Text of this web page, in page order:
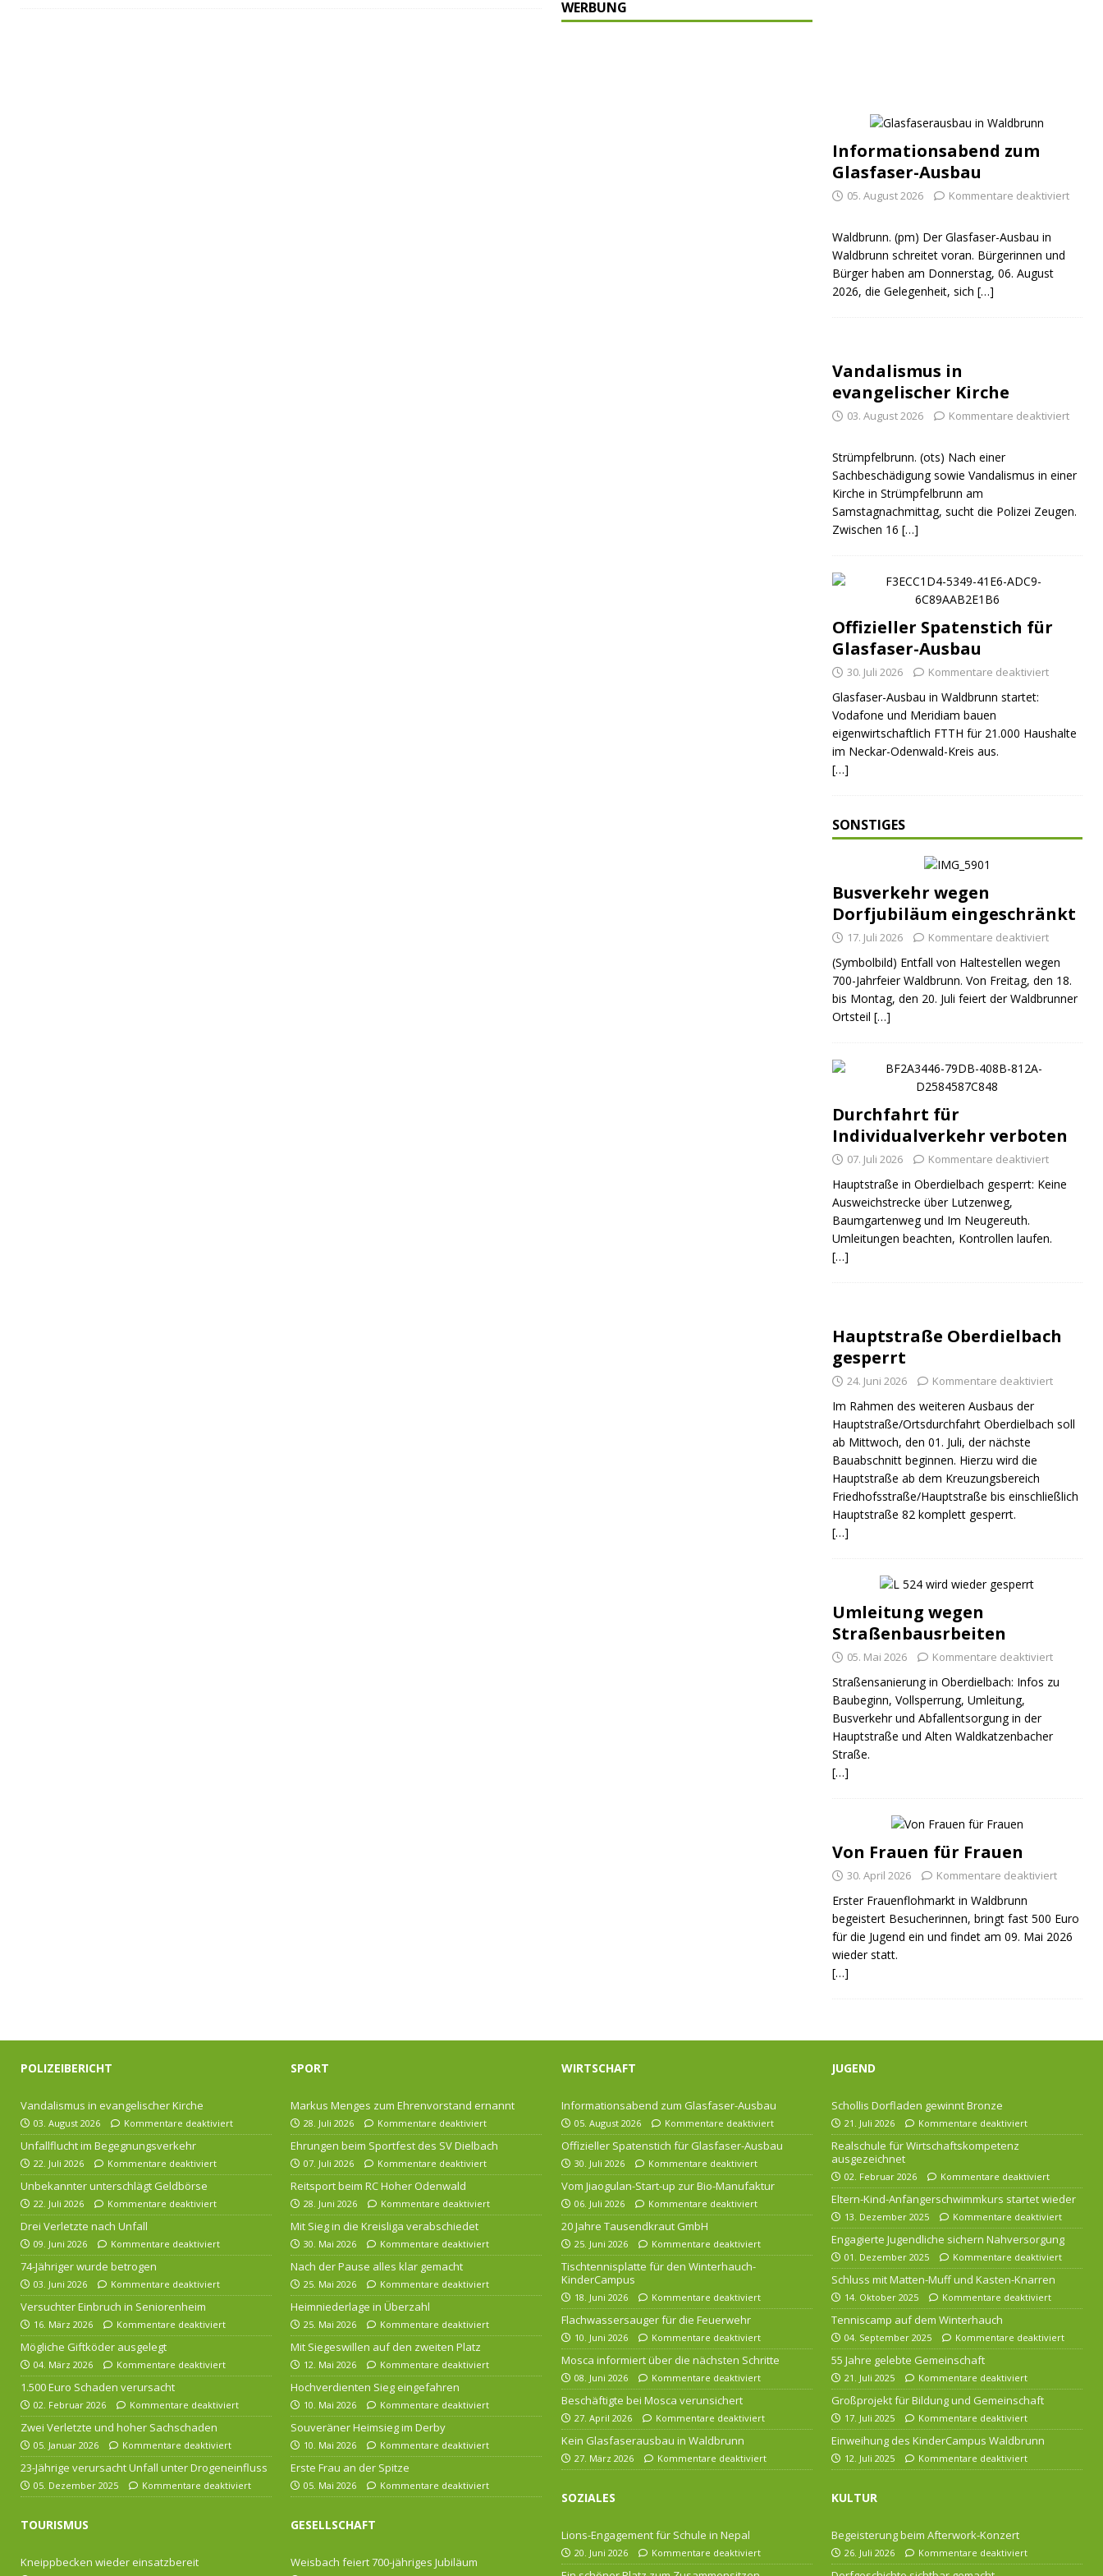
WERBUNG
Informationsabend zum
Glasfaser-Ausbau
05. August 2026 Kommentare deaktiviert
Waldbrunn. (pm) Der Glasfaser-Ausbau in
Waldbrunn schreitet voran. Bürgerinnen und
Bürger haben am Donnerstag, 06. August
2026, die Gelegenheit, sich […]
Vandalismus in
evangelischer Kirche
03. August 2026 Kommentare deaktiviert
Strümpfelbrunn. (ots) Nach einer
Sachbeschädigung sowie Vandalismus in einer
Kirche in Strümpfelbrunn am
Samstagnachmittag, sucht die Polizei Zeugen.
Zwischen 16 […]
Offizieller Spatenstich für
Glasfaser-Ausbau
30. Juli 2026 Kommentare deaktiviert
Glasfaser-Ausbau in Waldbrunn startet:
Vodafone und Meridiam bauen
eigenwirtschaftlich FTTH für 21.000 Haushalte
im Neckar-Odenwald-Kreis aus.
[…]
SONSTIGES
Busverkehr wegen
Dorfjubiläum eingeschränkt
17. Juli 2026 Kommentare deaktiviert
(Symbolbild) Entfall von Haltestellen wegen
700-Jahrfeier Waldbrunn. Von Freitag, den 18.
bis Montag, den 20. Juli feiert der Waldbrunner
Ortsteil […]
Durchfahrt für
Individualverkehr verboten
07. Juli 2026 Kommentare deaktiviert
Hauptstraße in Oberdielbach gesperrt: Keine
Ausweichstrecke über Lutzenweg,
Baumgartenweg und Im Neugereuth.
Umleitungen beachten, Kontrollen laufen.
[…]
Hauptstraße Oberdielbach
gesperrt
24. Juni 2026 Kommentare deaktiviert
Im Rahmen des weiteren Ausbaus der
Hauptstraße/Ortsdurchfahrt Oberdielbach soll
ab Mittwoch, den 01. Juli, der nächste
Bauabschnitt beginnen. Hierzu wird die
Hauptstraße ab dem Kreuzungsbereich
Friedhofsstraße/Hauptstraße bis einschließlich
Hauptstraße 82 komplett gesperrt.
[…]
Umleitung wegen
Straßenbausrbeiten
05. Mai 2026 Kommentare deaktiviert
Straßensanierung in Oberdielbach: Infos zu
Baubeginn, Vollsperrung, Umleitung,
Busverkehr und Abfallentsorgung in der
Hauptstraße und Alten Waldkatzenbacher
Straße.
[…]
Von Frauen für Frauen
30. April 2026 Kommentare deaktiviert
Erster Frauenflohmarkt in Waldbrunn
begeistert Besucherinnen, bringt fast 500 Euro
für die Jugend ein und findet am 09. Mai 2026
wieder statt.
[…]
POLIZEIBERICHT
Vandalismus in evangelischer Kirche
03. August 2026 Kommentare deaktiviert
Unfallflucht im Begegnungsverkehr
22. Juli 2026 Kommentare deaktiviert
Unbekannter unterschlägt Geldbörse
22. Juli 2026 Kommentare deaktiviert
Drei Verletzte nach Unfall
09. Juni 2026 Kommentare deaktiviert
74-Jähriger wurde betrogen
03. Juni 2026 Kommentare deaktiviert
Versuchter Einbruch in Seniorenheim
16. März 2026 Kommentare deaktiviert
Mögliche Giftköder ausgelegt
04. März 2026 Kommentare deaktiviert
1.500 Euro Schaden verursacht
02. Februar 2026 Kommentare deaktiviert
Zwei Verletzte und hoher Sachschaden
05. Januar 2026 Kommentare deaktiviert
23-Jährige verursacht Unfall unter Drogeneinfluss
05. Dezember 2025 Kommentare deaktiviert
TOURISMUS
Kneippbecken wieder einsatzbereit
SPORT
Markus Menges zum Ehrenvorstand ernannt
28. Juli 2026 Kommentare deaktiviert
Ehrungen beim Sportfest des SV Dielbach
07. Juli 2026 Kommentare deaktiviert
Reitsport beim RC Hoher Odenwald
28. Juni 2026 Kommentare deaktiviert
Mit Sieg in die Kreisliga verabschiedet
30. Mai 2026 Kommentare deaktiviert
Nach der Pause alles klar gemacht
25. Mai 2026 Kommentare deaktiviert
Heimniederlage in Überzahl
25. Mai 2026 Kommentare deaktiviert
Mit Siegeswillen auf den zweiten Platz
12. Mai 2026 Kommentare deaktiviert
Hochverdienten Sieg eingefahren
10. Mai 2026 Kommentare deaktiviert
Souveräner Heimsieg im Derby
10. Mai 2026 Kommentare deaktiviert
Erste Frau an der Spitze
05. Mai 2026 Kommentare deaktiviert
GESELLSCHAFT
Weisbach feiert 700-jähriges Jubiläum
WIRTSCHAFT
Informationsabend zum Glasfaser-Ausbau
05. August 2026 Kommentare deaktiviert
Offizieller Spatenstich für Glasfaser-Ausbau
30. Juli 2026 Kommentare deaktiviert
Vom Jiaogulan-Start-up zur Bio-Manufaktur
06. Juli 2026 Kommentare deaktiviert
20 Jahre Tausendkraut GmbH
25. Juni 2026 Kommentare deaktiviert
Tischtennisplatte für den Winterhauch-
KinderCampus
18. Juni 2026 Kommentare deaktiviert
Flachwassersauger für die Feuerwehr
10. Juni 2026 Kommentare deaktiviert
Mosca informiert über die nächsten Schritte
08. Juni 2026 Kommentare deaktiviert
Beschäftigte bei Mosca verunsichert
27. April 2026 Kommentare deaktiviert
Kein Glasfaserausbau in Waldbrunn
27. März 2026 Kommentare deaktiviert
SOZIALES
Lions-Engagement für Schule in Nepal
20. Juni 2026 Kommentare deaktiviert
JUGEND
Schollis Dorfladen gewinnt Bronze
21. Juli 2026 Kommentare deaktiviert
Realschule für Wirtschaftskompetenz
ausgezeichnet
02. Februar 2026 Kommentare deaktiviert
Eltern-Kind-Anfängerschwimmkurs startet wieder
13. Dezember 2025 Kommentare deaktiviert
Engagierte Jugendliche sichern Nahversorgung
01. Dezember 2025 Kommentare deaktiviert
Schluss mit Matten-Muff und Kasten-Knarren
14. Oktober 2025 Kommentare deaktiviert
Tenniscamp auf dem Winterhauch
04. September 2025 Kommentare deaktiviert
55 Jahre gelebte Gemeinschaft
21. Juli 2025 Kommentare deaktiviert
Großprojekt für Bildung und Gemeinschaft
17. Juli 2025 Kommentare deaktiviert
Einweihung des KinderCampus Waldbrunn
12. Juli 2025 Kommentare deaktiviert
KULTUR
Begeisterung beim Afterwork-Konzert
26. Juli 2026 Kommentare deaktiviert